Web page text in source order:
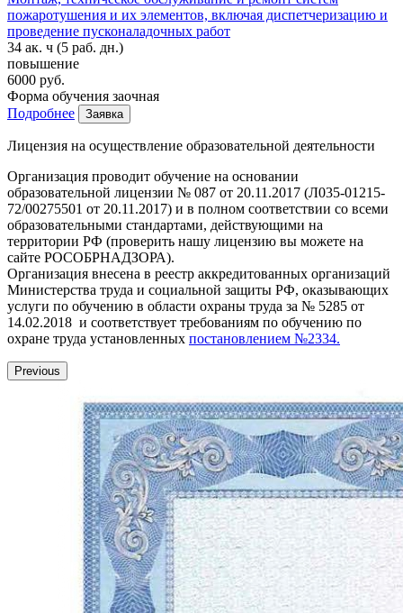
пожаротушения и их элементов, включая диспетчеризацию и
проведение пусконаладочных работ
34 ак. ч (5 раб. дн.)
повышение
6000 руб.
Форма обучения заочная
Подробнее
Заявка
Лицензия на осуществление образовательной деятельности
Организация проводит обучение на основании
образовательной лицензии № 087 от 20.11.2017 (Л035-01215-
72/00275501 от 20.11.2017) и в полном соответствии со всеми
образовательными стандартами, действующими на
территории РФ (проверить нашу лицензию вы можете на
сайте РОСОБРНАДЗОРА).
Организация внесена в реестр аккредитованных организаций
Министерства труда и социальной защиты РФ, оказывающих
услуги по обучению в области охраны труда за № 5285 от
14.02.2018 и соответствует требованиям по обучению по
охране труда установленных постановлением №2334.
Previous